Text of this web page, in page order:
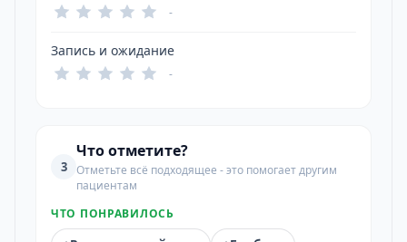
-
Запись и ожидание
-
3
Что отметите?
Отметьте всё подходящее - это помогает другим
пациентам
ЧТО ПОНРАВИЛОСЬ